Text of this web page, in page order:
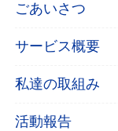
ごあいさつ
サービス概要
私達の取組み
活動報告